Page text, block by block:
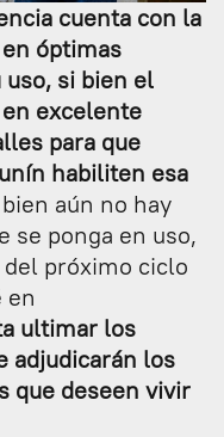
cuenta con la
óptimas
si bien el
excelente
para que
habiliten esa
aún no hay
se ponga en uso,
próximo ciclo
en
ultimar los
adjudicarán los
que deseen vivir